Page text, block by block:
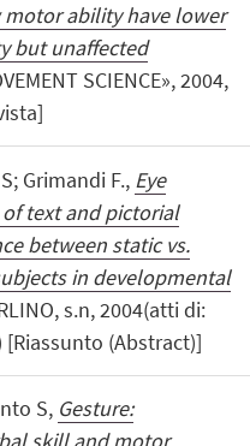
ability have lower
but unaffected
SCIENCE», 2004,
Grimandi F., Eye
text and pictorial
between static vs.
in developmental
s.n, 2004(atti di:
[Riassunto (Abstract)]
S, Gesture:
skill and motor